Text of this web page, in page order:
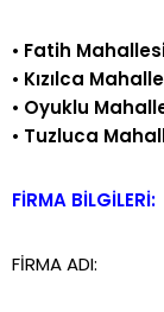
• Fatih
• Kızılca
• Oyuklu
• Tuzluca
FİRMA BİLGİLERİ:
FİRMA ADI: